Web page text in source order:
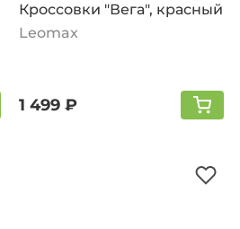
Кроссовки "Вега", красный
Leomax
1 499 ₽